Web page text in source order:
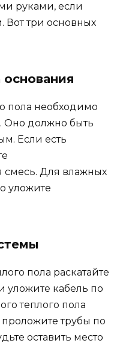
руками, если
Вот три основных
пола необходимо
Оно должно быть
Если есть
Для влажных
уложите
пола раскатайте
уложите кабель по
теплого пола
проложите трубы по
оставить место